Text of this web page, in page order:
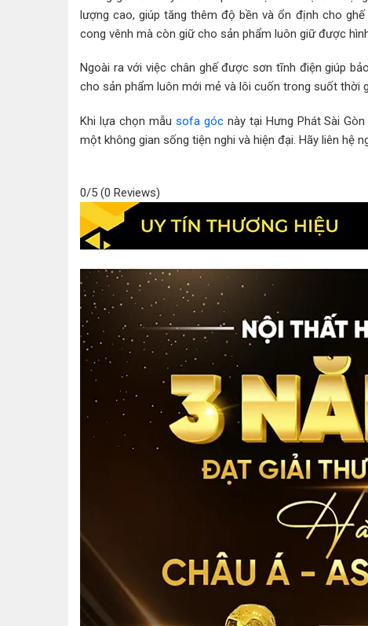
lượng cao, giúp tăng thêm độ bền và ổn định cho
cong vênh mà còn giữ cho sản phẩm luôn giữ được
Ngoài ra với việc chân ghế được sơn tĩnh điện giúp
cho sản phẩm luôn mới mẻ và lôi cuốn trong suốt thời
Khi lựa chọn mẫu sofa gócnày tại Hưng Phát Sài
một không gian sống tiện nghi và hiện đại. Hãy liên hệ
0/5 (0 Reviews)